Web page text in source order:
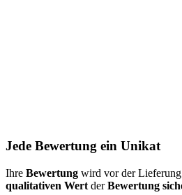
Jede Bewertung ein Unikat
Ihre Bewertung wird vor der Lieferung
qualitativen Wert derBewertung